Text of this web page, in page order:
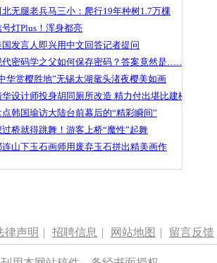
“汉语桥”选手体验云南
民族风情
北无腿老兵马三小：爬行19年种树1.7万棵
号灯Plus！浑身都亮
国发言人即兴用中文回答记者提问
代密码学之父如何保存密码？答案竟然是……
华赏樱胜地”无锡太湖鼋头渚夜樱美如画
华设计师投身胡同厕所改造 精力付出堪比建楼
点韩国瑜访大陆台前幕后的“精彩瞬间”
过桥就得跳舞！游客上桥“魔性”起舞
连山下玉石画师用废弃玉石拼出精美画作
律声明 | 招聘信息 | 网站地图 | 留言反馈